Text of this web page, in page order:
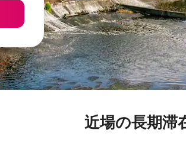
近場の長期滞